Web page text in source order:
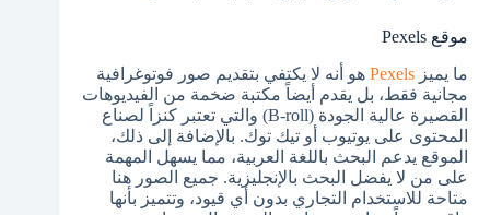
موقع Pexels
ما يميز Pexels هو أنه لا يكتفي بتقديم صور فوتوغرافية
مجانية فقط، بل يقدم أيضاً مكتبة ضخمة من الفيديوهات
القصيرة عالية الجودة (B-roll) والتي تعتبر كنزاً لصناع
المحتوى على يوتيوب أو تيك توك. بالإضافة إلى ذلك،
الموقع يدعم البحث باللغة العربية، مما يسهل المهمة
على من لا يفضل البحث بالإنجليزية. جميع الصور هنا
متاحة للاستخدام التجاري بدون أي قيود، وتتميز بأنها